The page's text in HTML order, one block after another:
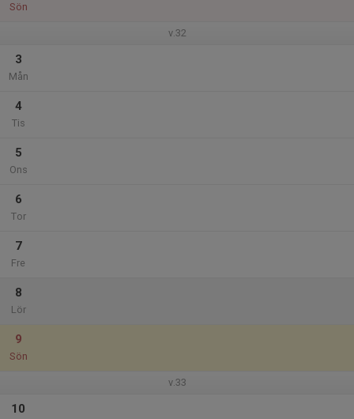
Sön
v.32
3
Mån
4
Tis
5
Ons
6
Tor
7
Fre
8
Lör
9
Sön
v.33
10